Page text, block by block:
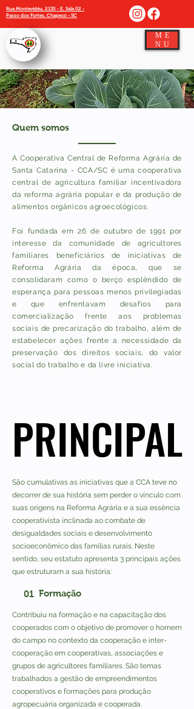
Rua Montevidéu, 2135 - E, Sala 02 -
Passo dos Fortes, Chapecó - SC
ME
NU
Quem somos
A Cooperativa Central de Reforma Agrária de
Santa Catarina - CCA/SC é uma cooperativa
central de agricultura familiar incentivadora
da reforma agrária popular e da produção de
alimentos orgânicos agroecológicos.
Foi fundada em 26 de outubro de 1991 por
interesse da comunidade de agricultores
familiares beneficiários de iniciativas de
Reforma Agrária da época, que se
consolidaram como o berço esplêndido de
esperança para pessoas menos privilegiadas
e que enfrentavam desafios para
comercialização frente aos problemas
sociais de precarização do trabalho, além de
estabelecer ações frente a necessidade da
preservação dos direitos sociais, do valor
social do trabalho e da livre iniciativa.
PRINCIPAL
PRINCIPAL
São cumulativas as iniciativas que a CCA teve no
decorrer de sua história sem perder o vínculo com
suas origens na Reforma Agrária e a sua essência
cooperativista inclinada ao combate de
desigualdades sociais e desenvolvimento
socioeconômico das famílias rurais. Neste
sentido, seu estatuto apresenta 3 principais ações
que estruturam a sua história:
01 Formação
Contribuiu na formação e na capacitação dos
cooperados com o objetivo de promover o homem
do campo no contexto da cooperação e inter-
cooperação em cooperativas, associações e
grupos de agricultores familiares. São temas
trabalhados a gestão de empreendimentos
cooperativos e formações para produção
agropecuária organizada e cooperada.